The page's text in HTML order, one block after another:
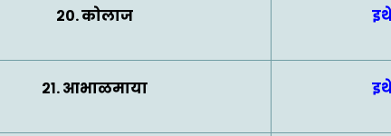
२०. कोलाज
२१. आभाळमाया